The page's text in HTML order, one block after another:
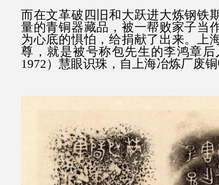
而在文革破四旧和大跃进大炼钢铁
量的青铜器藏品，被一帮败家子当
为心底的惧怕，给捐献了出来。上
尊，就是被号称包先生的李鸿章后
1972）慧眼识珠，自上海冶炼厂废